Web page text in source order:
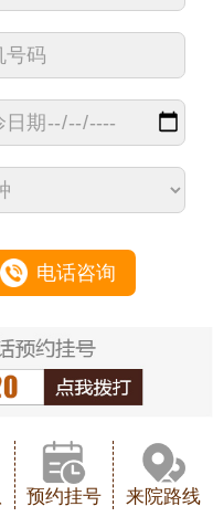
电话咨询
预约挂号 来院路线